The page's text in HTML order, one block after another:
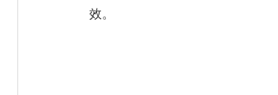
效。